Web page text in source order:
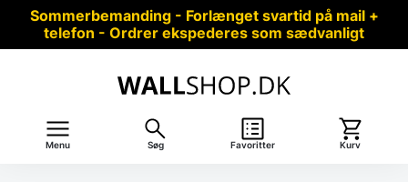
Sommerbemanding - Forlænget svartid på mail +
telefon - Ordrer ekspederes som sædvanligt
Menu Søg Favoritter Kurv